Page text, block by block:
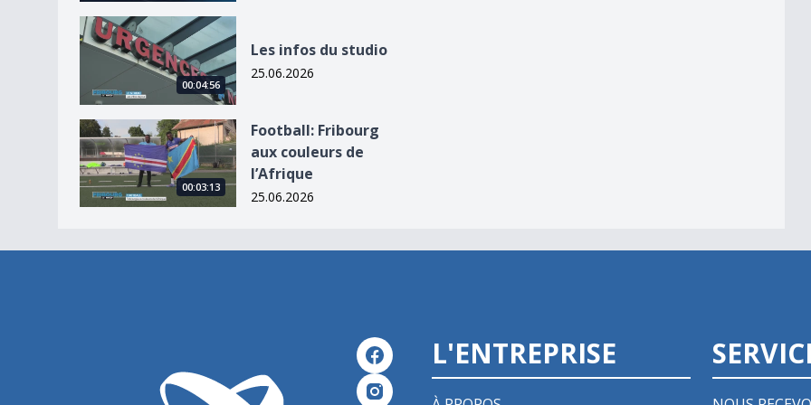
Les infos du studio
00:04:56
Les infos du studio
25.06.2026
Football: Fribourg aux couleurs de l’Afrique
00:03:13
Football: Fribourg
aux couleurs de
l’Afrique
25.06.2026
L'ENTREPRISE